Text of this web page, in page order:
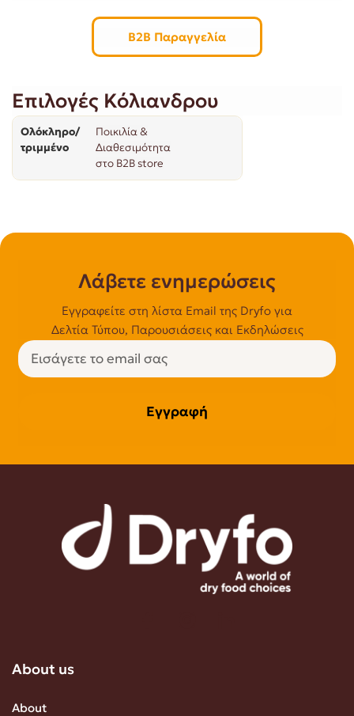
B2B Παραγγελία
Επιλογές Κόλιανδρου
Ολόκληρο/
τριμμένο
Ποικιλία &
Διαθεσιμότητα
στο B2B store
Λάβετε ενημερώσεις
Εγγραφείτε στη λίστα Email της Dryfo για
Δελτία Τύπου, Παρουσιάσεις και Εκδηλώσεις
Εγγραφή
About us
About